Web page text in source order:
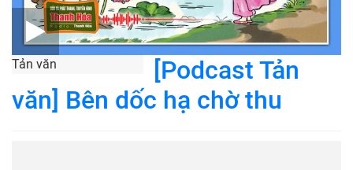
Tản văn
[Podcast Tản
văn] Bên dốc hạ chờ thu